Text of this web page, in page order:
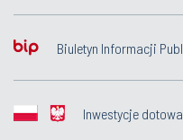
Biuletyn Informacji
Inwestycje